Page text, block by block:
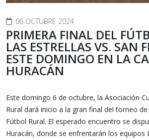
06 OCTUBRE 2024
PRIMERA FINAL DEL
LAS ESTRELLAS VS. SAN
ESTE DOMINGO EN LA
HURACÁN
Este domingo 6 de octubre, la Asociación
Rural dará inicio a la gran final del torneo
Fútbol Rural. El esperado encuentro se
Huracán, donde se enfrentarán los equipos